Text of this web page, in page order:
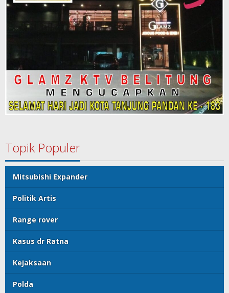
Topik Populer
Mitsubishi Expander
Politik Artis
Range rover
Kasus dr Ratna
Kejaksaan
Polda